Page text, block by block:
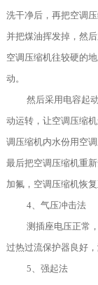
洗干净后，再把空调
并把煤油挥发掉，然
空调压缩机往较硬的
动。
然后采用电容起
动运转，让空调压缩
调压缩机内水份用空
最后把空调压缩机重
加氟，空调压缩机恢复
4、气压冲击法
测插座电压正常
过热过流保护器良好
5、强起法